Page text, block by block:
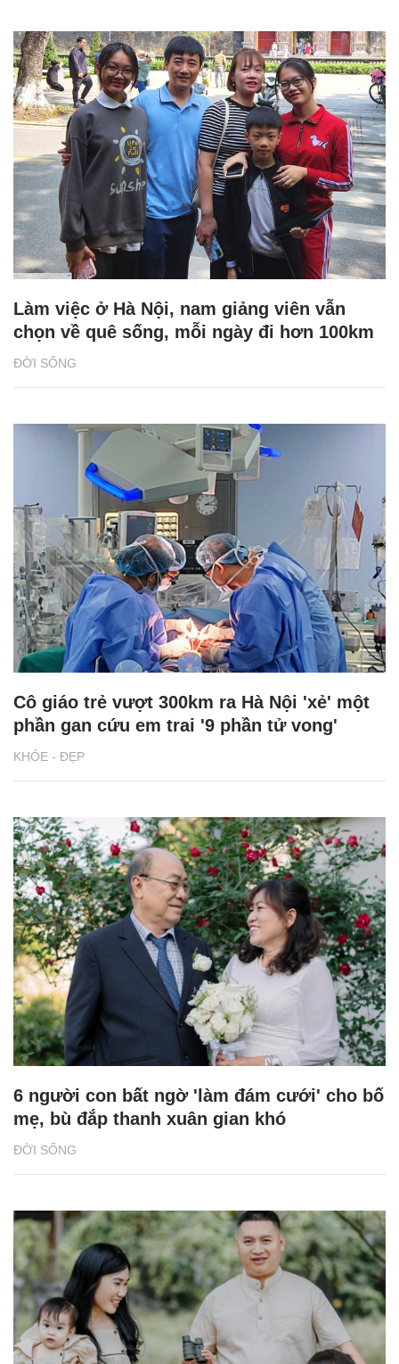
ĐỜI SỐNG
Làm việc ở Hà Nội, nam giảng viên vẫn
chọn về quê sống, mỗi ngày đi hơn 100km
KHỎE - ĐẸP
Cô giáo trẻ vượt 300km ra Hà Nội 'xẻ' một
phần gan cứu em trai '9 phần tử vong'
ĐỜI SỐNG
6 người con bất ngờ 'làm đám cưới' cho bố
mẹ, bù đắp thanh xuân gian khó